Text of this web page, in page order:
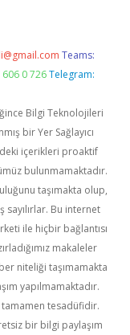
Teams:
0 726 Telegram:
Bilgi Teknolojileri
bir Yer Sağlayıcı
içerikleri proaktif
bulunmamaktadır.
taşımakta olup,
Bu internet
ile hiçbir bağlantısı
makaleler
niteliği taşımamakta
yapılmamaktadır.
tesadüfidir.
bir bilgi paylaşım